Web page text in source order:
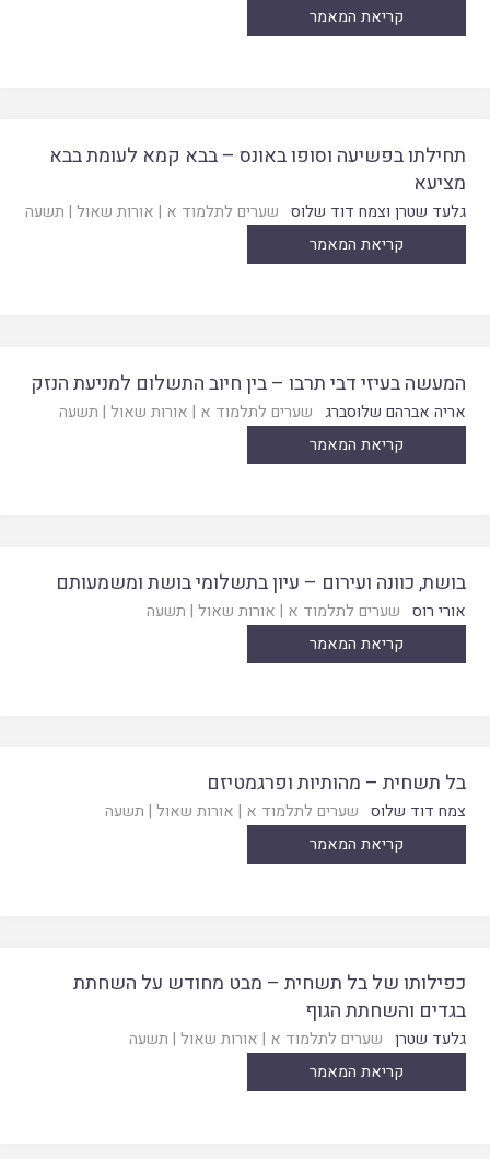
קריאת המאמר
תחילתו בפשיעה וסופו באונס – בבא קמא לעומת בבא
מציעא
גלעד שטרן וצמח דוד שלוס שערים לתלמוד א | אורות שאול | תשעה
קריאת המאמר
המעשה בעיזי דבי תרבו – בין חיוב התשלום למניעת הנזק
אריה אברהם שלוסברג שערים לתלמוד א | אורות שאול | תשעה
קריאת המאמר
בושת, כוונה ועירום – עיון בתשלומי בושת ומשמעותם
אורי רוס שערים לתלמוד א | אורות שאול | תשעה
קריאת המאמר
בל תשחית – מהותיות ופרגמטיזם
צמח דוד שלוס שערים לתלמוד א | אורות שאול | תשעה
קריאת המאמר
כפילותו של בל תשחית – מבט מחודש על השחתת
בגדים והשחתת הגוף
גלעד שטרן שערים לתלמוד א | אורות שאול | תשעה
קריאת המאמר